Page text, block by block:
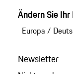
Ändern Sie
Europa /
Newsletter